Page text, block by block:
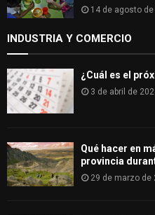
14 de agosto
INDUSTRIA Y COMERCIO
¿Cuál es el
3 de abril de
Qué hacer en
provincia
29 de marzo de